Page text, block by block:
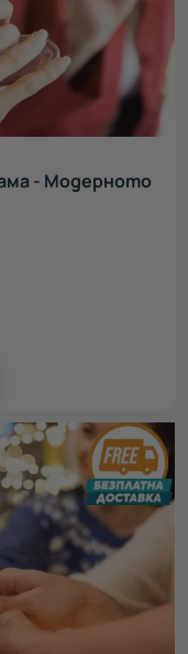
- Модерното